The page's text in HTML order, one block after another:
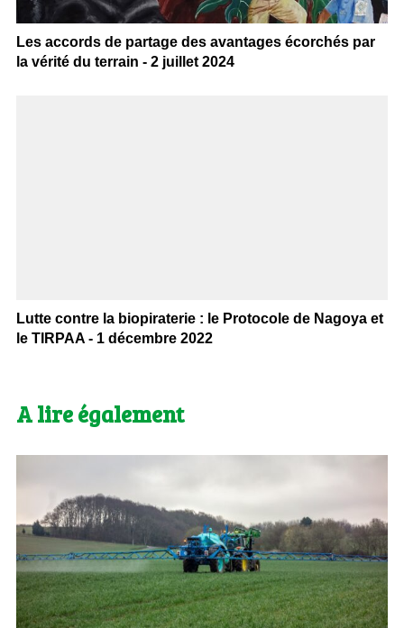
Les accords de partage des avantages écorchés par
la vérité du terrain - 2 juillet 2024
Lutte contre la biopiraterie : le Protocole de Nagoya et
le TIRPAA - 1 décembre 2022
A lire également